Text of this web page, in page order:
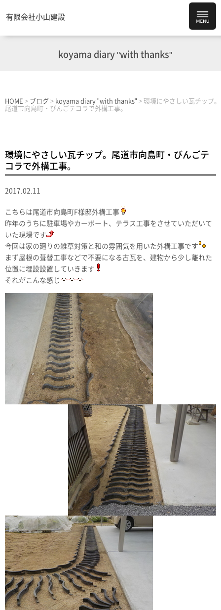
有限会社小山建設
koyama diary "with thanks"
HOME > ブログ > koyama diary "with thanks" > 環境にやさしい瓦チップ。
尾道市向島町・びんごテコラで外構工事。
環境にやさしい瓦チップ。尾道市向島町・びんごテ
コラで外構工事。
2017.02.11
こちらは尾道市向島町F様邸外構工事
昨年のうちに駐車場やカーポート、テラス工事をさせていただいて
いた現場です
今回は家の廻りの雑草対策と和の雰囲気を用いた外構工事です
まず屋根の葺替工事などで不要になる古瓦を、建物から少し離れた
位置に埋設設置していきます
それがこんな感じ